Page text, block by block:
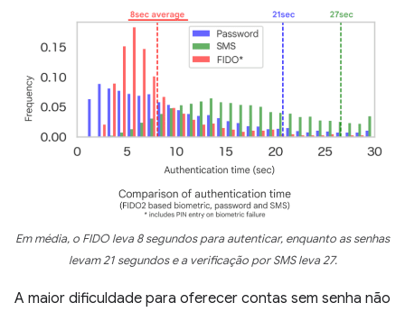
Em média, o FIDO leva 8 segundos para autenticar, enquanto as senhas
levam 21 segundos e a verificação por SMS leva 27.
A maior dificuldade para oferecer contas sem senha não